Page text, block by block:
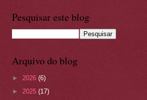
Pesquisar este blog
Arquivo do blog
► 2026 (6)
► 2025 (17)